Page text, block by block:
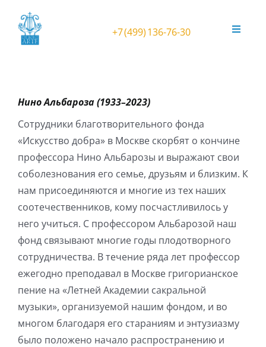
content
+7 (499) 136-76-30
Toggle
Фестиваль ORGANичное ЛЕТО
Театральный орган в усадьбе
Концерты в Соборе
Концерты в Анапе
Орган Kuhn
Игра на органе
Нино Альбароза (1933–2023)
Сотрудники благотворительного фонда
«Искусство добра» в Москве скорбят о кончине
профессора Нино Альбарозы и выражают свои
соболезнования его семье, друзьям и близким. К
нам присоединяются и многие из тех наших
соотечественников, кому посчастливилось у
него учиться. С профессором Альбарозой наш
фонд связывают многие годы плодотворного
сотрудничества. В течение ряда лет профессор
ежегодно преподавал в Москве григорианское
пение на «Летней Академии сакральной
музыки», организуемой нашим фондом, и во
многом благодаря его стараниям и энтузиазму
было положено начало распространению и